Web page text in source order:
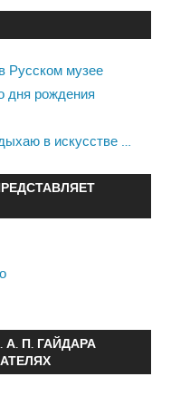
Русском музее
дня рождения
в искусстве …
П. ГАЙДАРА